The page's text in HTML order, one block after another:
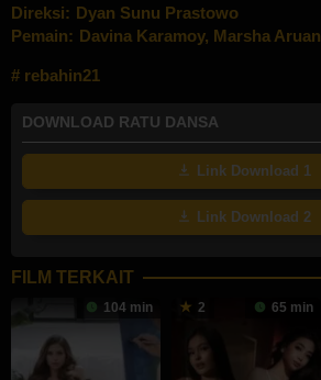
Direksi: Dyan Sunu Prastowo
Pemain: Davina Karamoy, Marsha Aruan
rebahin21
DOWNLOAD RATU DANSA
Link Download 1
Link Download 2
FILM TERKAIT
104 min 2 65 min